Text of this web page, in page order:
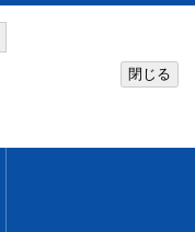
閉じる